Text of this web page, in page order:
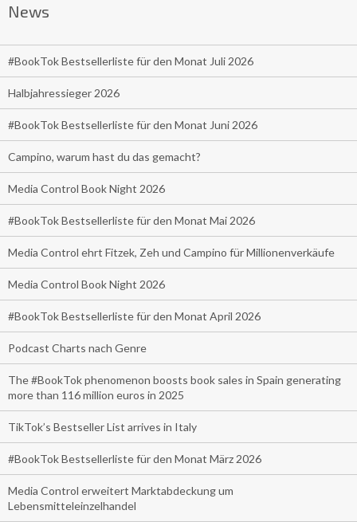
News
#BookTok Bestsellerliste für den Monat Juli 2026
Halbjahressieger 2026
#BookTok Bestsellerliste für den Monat Juni 2026
Campino, warum hast du das gemacht?
Media Control Book Night 2026
#BookTok Bestsellerliste für den Monat Mai 2026
Media Control ehrt Fitzek, Zeh und Campino für Millionenverkäufe
Media Control Book Night 2026
#BookTok Bestsellerliste für den Monat April 2026
Podcast Charts nach Genre
The #BookTok phenomenon boosts book sales in Spain generating
more than 116 million euros in 2025
TikTok’s Bestseller List arrives in Italy
#BookTok Bestsellerliste für den Monat März 2026
Media Control erweitert Marktabdeckung um
Lebensmitteleinzelhandel